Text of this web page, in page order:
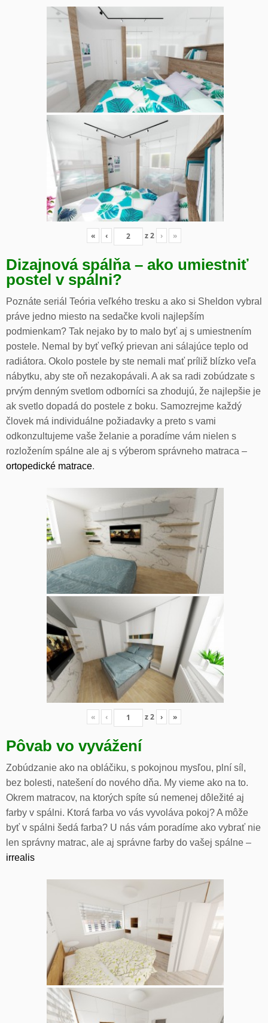
« ‹ z2 › »
Dizajnová spálňa – ako umiestniť
postel v spálni?
Poznáte seriál Teória veľkého tresku a ako si Sheldon vybral
práve jedno miesto na sedačke kvoli najlepším
podmienkam? Tak nejako by to malo byť aj s umiestnením
postele. Nemal by byť veľký prievan ani sálajúce teplo od
radiátora. Okolo postele by ste nemali mať príliž blízko veľa
nábytku, aby ste oň nezakopávali. A ak sa radi zobúdzate s
prvým denným svetlom odborníci sa zhodujú, že najlepšie je
ak svetlo dopadá do postele z boku. Samozrejme každý
človek má individuálne požiadavky a preto s vami
odkonzultujeme vaše želanie a poradíme vám nielen s
rozložením spálne ale aj s výberom správneho matraca –
ortopedické matrace.
« ‹ z2 › »
Pôvab vo vyvážení
Zobúdzanie ako na obláčiku, s pokojnou mysľou, plní síl,
bez bolesti, natešení do nového dňa. My vieme ako na to.
Okrem matracov, na ktorých spíte sú nemenej dôležité aj
farby v spálni. Ktorá farba vo vás vyvoláva pokoj? A môže
byť v spálni šedá farba? U nás vám poradíme ako vybrať nie
len správny matrac, ale aj správne farby do vašej spálne –
irrealis